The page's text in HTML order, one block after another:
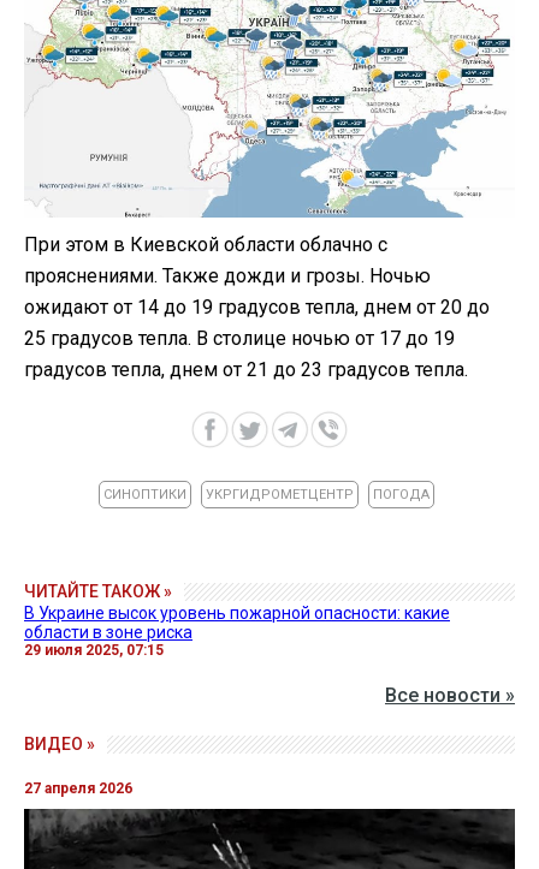
При этом в Киевской области облачно с
прояснениями. Также дожди и грозы. Ночью
ожидают от 14 до 19 градусов тепла, днем от 20 до
25 градусов тепла. В столице ночью от 17 до 19
градусов тепла, днем от 21 до 23 градусов тепла.
СИНОПТИКИ УКРГИДРОМЕТЦЕНТР ПОГОДА
ЧИТАЙТЕ ТАКОЖ »
В Украине высок уровень пожарной опасности: какие
области в зоне риска
29 июля 2025, 07:15
Все новости »
ВИДЕО »
27 апреля 2026